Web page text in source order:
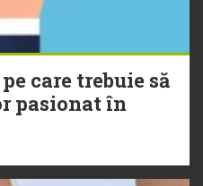
care trebuie să
pasionat în